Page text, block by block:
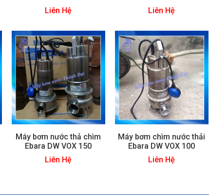
Liên Hệ
Liên Hệ
Máy bơm nước thả chìm
Ebara DW VOX 150
Liên Hệ
Máy bơm chìm nước thải
Ebara DW VOX 100
Liên Hệ